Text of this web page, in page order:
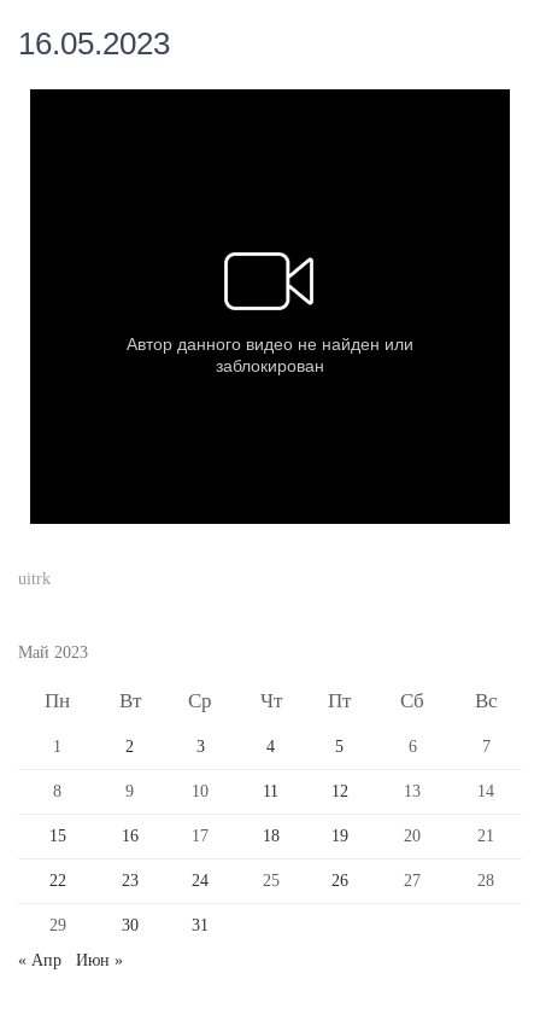
16.05.2023
uitrk
Май 2023
Пн Вт Ср Чт Пт Сб Вс
1 2 3 4 5 6 7
8 9 10 11 12 13 14
15 16 17 18 19 20 21
22 23 24 25 26 27 28
29 30
31
« Апр
Июн »